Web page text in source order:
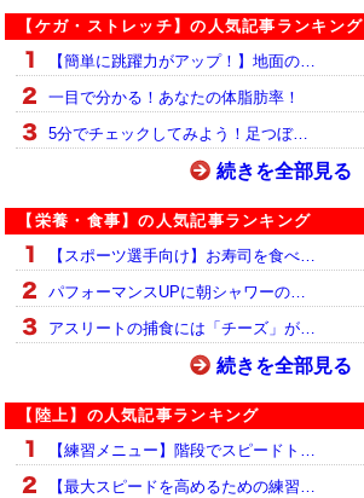
【ケガ・ストレッチ】の人気記事ランキング
【簡単に跳躍力がアップ！】地面の…
一目で分かる！あなたの体脂肪率！
5分でチェックしてみよう！足つぼ…
続きを全部見る
【栄養・食事】の人気記事ランキング
【スポーツ選手向け】お寿司を食べ…
パフォーマンスUPに朝シャワーの…
アスリートの捕食には「チーズ」が…
続きを全部見る
【陸上】の人気記事ランキング
【練習メニュー】階段でスピードト…
【最大スピードを高めるための練習…